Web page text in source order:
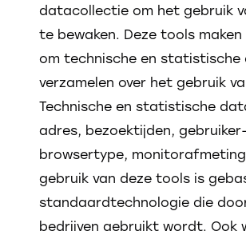
datacollectie om het gebruik
te bewaken. Deze tools
om technische en
verzamelen over het gebruik
Technische en statistische
adres, bezoektijden,
browsertype,
gebruik van deze tools is
standaardtechnologie die
bedrijven gebruikt wordt. Ook